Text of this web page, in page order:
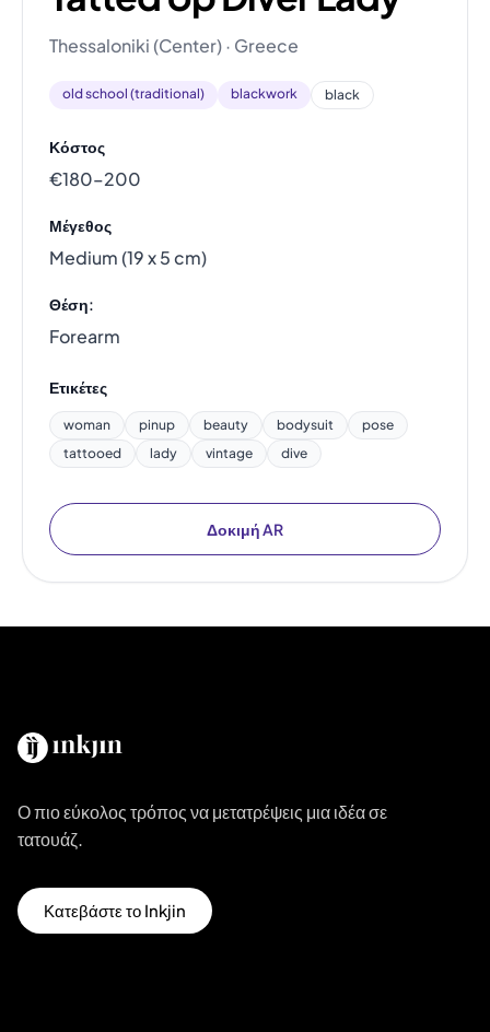
Thessaloniki (Center) · Greece
old school (traditional) blackwork black
Κόστος
€180–200
Μέγεθος
Medium (19 x 5 cm)
Θέση:
Forearm
Ετικέτες
woman pinup beauty bodysuit
pose
tattooed
lady vintage dive
Δοκιμή AR
Ο πιο εύκολος τρόπος να μετατρέψεις μια ιδέα σε
τατουάζ.
Κατεβάστε το Inkjin